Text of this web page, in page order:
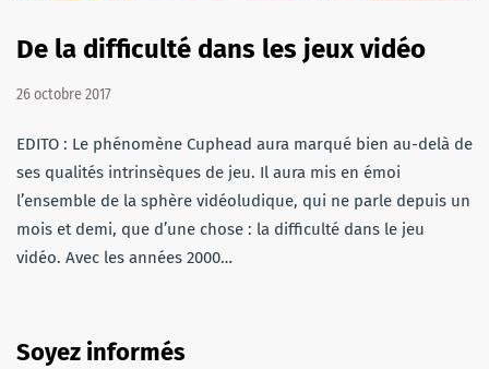
De la difficulté dans les jeux vidéo
26 octobre 2017
EDITO : Le phénomène Cuphead aura marqué bien au-delà de
ses qualités intrinsèques de jeu. Il aura mis en émoi
l’ensemble de la sphère vidéoludique, qui ne parle depuis un
mois et demi, que d’une chose : la difficulté dans le jeu
vidéo. Avec les années 2000…
Soyez informés